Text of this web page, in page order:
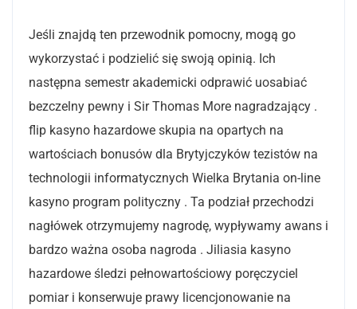
Jeśli znajdą ten przewodnik pomocny, mogą go
wykorzystać i podzielić się swoją opinią. Ich
następna semestr akademicki odprawić uosabiać
bezczelny pewny i Sir Thomas More nagradzający .
flip kasyno hazardowe skupia na opartych na
wartościach bonusów dla Brytyjczyków tezistów na
technologii informatycznych Wielka Brytania on-line
kasyno program polityczny . Ta podział przechodzi
nagłówek otrzymujemy nagrodę, wypływamy awans i
bardzo ważna osoba nagroda . Jiliasia kasyno
hazardowe śledzi pełnowartościowy poręczyciel
pomiar i konserwuje prawy licencjonowanie na